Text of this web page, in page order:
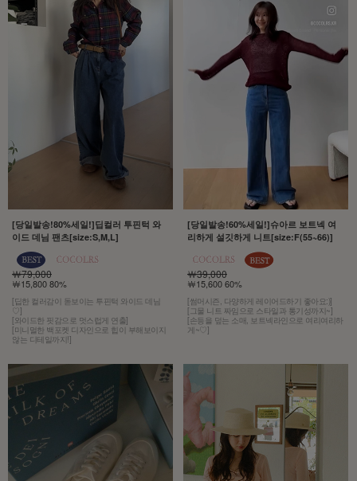
[당일발송!80%세일!]딥컬러 투핀턱 와
이드 데님 팬츠[size:S,M,L]
￦79,000
￦15,800 80%
[딥한 컬러감이 돋보이는 투핀턱 와이드 데님
♡]
[와이드한 핏감으로 멋스럽게 연출]
[미니멀한 백포켓 디자인으로 힙이 부해보이지
않는 디테일까지!]
[당일발송!60%세일!]슈아르 보트넥 여
리하게 설깃하게 니트[size:F(55~66)]
￦39,000
￦15,600 60%
[썸머시즌, 다양하게 레이어드하기 좋아요:)]
[그물 니트 짜임으로 스타일과 통기성까지~]
[손등을 덮는 소매, 보트넥라인으로 여리여리하
게~♡]